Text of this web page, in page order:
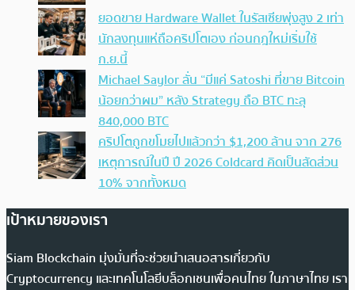
ยอดขาย Hardware Wallet ในรัสเซียพุ่งสูง 2 เท่า
นักลงทุนแห่ถือคริปโตเอง ก่อนกฎใหม่เริ่มใช้
ก.ย.นี้
Michael Saylor ลั่น “มีแค่ Satoshi ที่ขาย Bitcoin
น้อยกว่าผม” หลัง Strategy ถือ BTC ทะลุ
840,000 BTC
คริปโตถูกขโมยไปแล้วกว่า $1,200 ล้าน จาก 276
เหตุการณ์ในปี ปี 2026 Coldcard คิดเป็นสัดส่วน
10% จากทั้งหมด
เป้าหมายของเรา
Siam Blockchain มุ่งมั่นที่จะช่วยนำเสนอสารเกี่ยวกับ
Cryptocurrency และเทคโนโลยีบล็อกเชนเพื่อคนไทย ในภาษาไทย เรา